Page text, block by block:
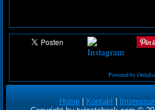
Powered by
Home | Kontakt |